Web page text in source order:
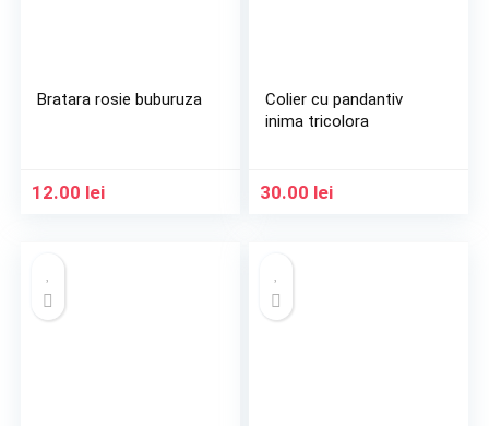
Bratara rosie buburuza
12.00 lei
Colier cu pandantiv
inima tricolora
30.00 lei